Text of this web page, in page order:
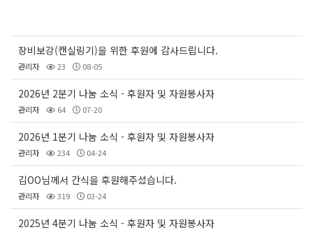
장비보강(캔실링기)을 위한 후원에 감사드립니다.
관리자 23 08-05
2026년 2분기 나눔 소식 - 후원자 및 자원봉사자
관리자 64 07-20
2026년 1분기 나눔 소식 - 후원자 및 자원봉사자
관리자 234 04-24
김OO님께서 간식을 후원해주셨습니다.
관리자 319 03-24
2025년 4분기 나눔 소식 - 후원자 및 자원봉사자